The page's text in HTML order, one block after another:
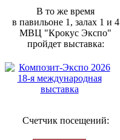
В то же время
в павильоне 1, залах 1 и 4
МВЦ "Крокус Экспо"
пройдет выставка:
Счетчик посещений: